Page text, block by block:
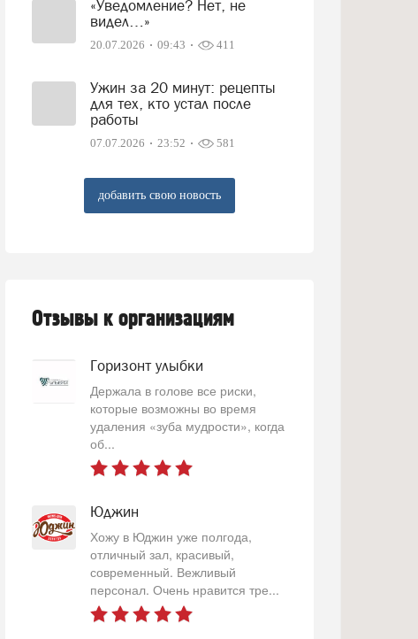
«Уведомление? Нет, не
видел…»
20.07.2026 09:43 411
Ужин за 20 минут: рецепты
для тех, кто устал после
работы
07.07.2026 23:52 581
добавить свою новость
Отзывы к организациям
Горизонт улыбки
Держала в голове все риски,
которые возможны во время
удаления «зуба мудрости», когда
об...
Юджин
Хожу в Юджин уже полгода,
отличный зал, красивый,
современный. Вежливый
персонал. Очень нравится тре...